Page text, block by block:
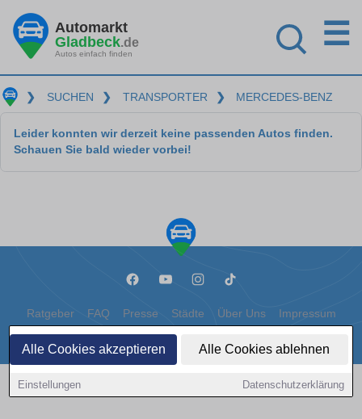
Alle Cookies akzeptieren Alle Cookies ablehnen
Einstellungen Datenschutzerklärung
Automarkt
Gladbeck.de
Autos einfach finden
☰
❯ SUCHEN ❯ TRANSPORTER ❯ MERCEDES-BENZ
Leider konnten wir derzeit keine passenden Autos finden.
Schauen Sie bald wieder vorbei!
Ratgeber FAQ Presse Städte Über Uns Impressum
Datenschutz Cookies
Copyright © 2000 - 2026 | 1A Infosysteme GmbH | Content by: 1a-sites-autos